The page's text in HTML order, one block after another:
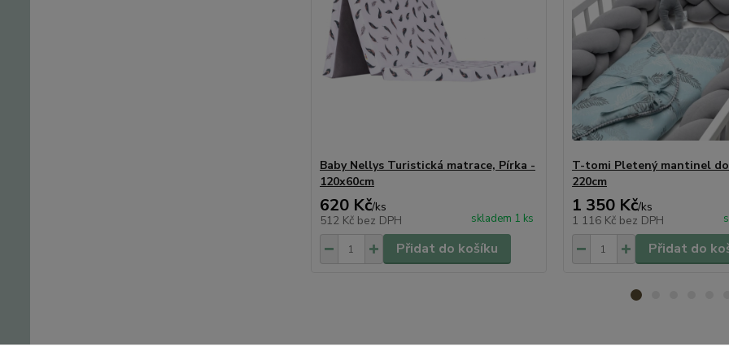
Baby Nellys Turistická matrace, Pírka -
120x60cm
620 Kč/ks
512 Kč bez DPH skladem 1 ks
Přidat do košíku
T-tomi Pletený mantinel
220cm
1 350 Kč/ks
1 116 Kč bez DPH
Přidat do